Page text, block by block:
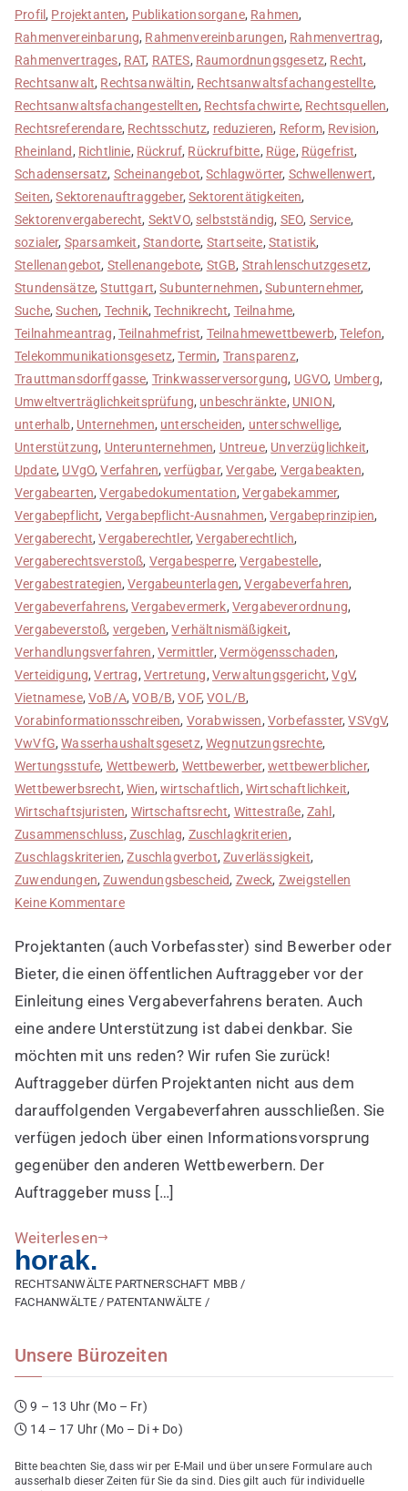
Profil, Projektanten, Publikationsorgane, Rahmen,
Rahmenvereinbarung, Rahmenvereinbarungen, Rahmenvertrag,
Rahmenvertrages, RAT, RATES, Raumordnungsgesetz, Recht,
Rechtsanwalt, Rechtsanwältin, Rechtsanwaltsfachangestellte,
Rechtsanwaltsfachangestellten, Rechtsfachwirte, Rechtsquellen,
Rechtsreferendare, Rechtsschutz, reduzieren, Reform, Revision,
Rheinland, Richtlinie, Rückruf, Rückrufbitte, Rüge, Rügefrist,
Schadensersatz, Scheinangebot,Schlagwörter, Schwellenwert,
Seiten,Sektorenauftraggeber,Sektorentätigkeiten,
Sektorenvergaberecht, SektVO, selbstständig, SEO, Service,
sozialer, Sparsamkeit, Standorte, Startseite, Statistik,
Stellenangebot, Stellenangebote, StGB, Strahlenschutzgesetz,
Stundensätze,Stuttgart,Subunternehmen, Subunternehmer,
Suche,Suchen, Technik,Technikrecht, Teilnahme,
Teilnahmeantrag, Teilnahmefrist, Teilnahmewettbewerb,Telefon,
Telekommunikationsgesetz,Termin, Transparenz,
Trauttmansdorffgasse, Trinkwasserversorgung, UGVO, Umberg,
Umweltverträglichkeitsprüfung, unbeschränkte, UNION,
unterhalb, Unternehmen, unterscheiden, unterschwellige,
Unterstützung, Unterunternehmen, Untreue, Unverzüglichkeit,
Update, UVgO,Verfahren,verfügbar,Vergabe, Vergabeakten,
Vergabearten,Vergabedokumentation,Vergabekammer,
Vergabepflicht, Vergabepflicht-Ausnahmen,Vergabeprinzipien,
Vergaberecht,Vergaberechtler,Vergaberechtlich,
Vergaberechtsverstoß, Vergabesperre,Vergabestelle,
Vergabestrategien,Vergabeunterlagen,Vergabeverfahren,
Vergabeverfahrens,Vergabevermerk, Vergabeverordnung,
Vergabeverstoß, vergeben,Verhältnismäßigkeit,
Verhandlungsverfahren, Vermittler, Vermögensschaden,
Verteidigung,Vertrag, Vertretung, Verwaltungsgericht,VgV,
Vietnamese,VoB/A,VOB/B,VOF,VOL/B,
Vorabinformationsschreiben, Vorabwissen, Vorbefasster,VSVgV,
VwVfG,Wasserhaushaltsgesetz,Wegnutzungsrechte,
Wertungsstufe, Wettbewerb, Wettbewerber, wettbewerblicher,
Wettbewerbsrecht,Wien,wirtschaftlich, Wirtschaftlichkeit,
Wirtschaftsjuristen, Wirtschaftsrecht, Wittestraße, Zahl ,
Zusammenschluss, Zuschlag, Zuschlagkriterien,
Zuschlagskriterien,Zuschlagverbot,Zuverlässigkeit,
Zuwendungen,Zuwendungsbescheid, Zweck, Zweigstellen
Keine Kommentarezu
in
Ausschreibungsverfahren
Projektanten (auch Vorbefasster) sind Bewerber oder
Bieter, die einen öffentlichen Auftraggeber vor der
Einleitung eines Vergabeverfahrens beraten. Auch
eine andere Unterstützung ist dabei denkbar. Sie
möchten mit uns reden? Wir rufen Sie zurück!
Auftraggeber dürfen Projektanten nicht aus dem
darauffolgenden Vergabeverfahren ausschließen. Sie
verfügen jedoch über einen Informationsvorsprung
gegenüber den anderen Wettbewerbern. Der
Auftraggeber muss […]
Weiterlesen
horak.
RECHTSANWÄLTE PARTNERSCHAFT MBB /
FACHANWÄLTE / PATENTANWÄLTE /
Unsere Bürozeiten
9 – 13 Uhr (Mo – Fr)
14 – 17 Uhr (Mo – Di + Do)
Bitte beachten Sie, dass wir per E-Mail und über unsere Formulare auch
ausserhalb dieser Zeiten für Sie da sind. Dies gilt auch für individuelle